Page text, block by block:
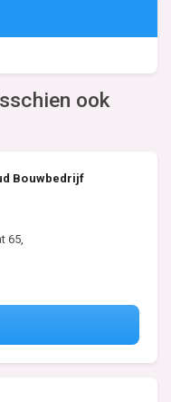
ook
Bouwbedrijf
65,